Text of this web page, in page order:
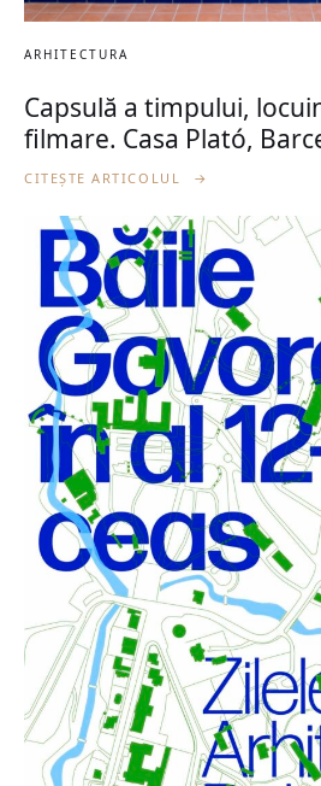
ARHITECTURA
Capsulă a timpului,
filmare. Casa Plató,
CITEȘTE ARTICOLUL →